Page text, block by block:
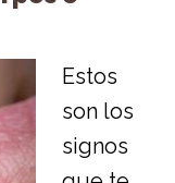
Estos
son los
signos